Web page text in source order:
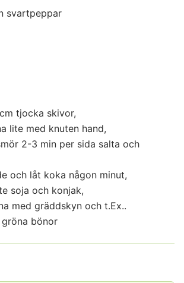
svartpeppar
tjocka skivor,
lite med knuten hand,
2-3 min per sida salta och
och låt koka någon minut,
soja och konjak,
med gräddskyn och t.Ex..
bönor